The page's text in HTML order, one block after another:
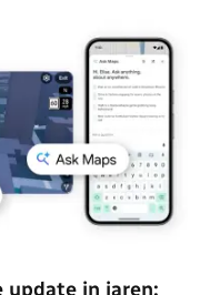
update in jaren: